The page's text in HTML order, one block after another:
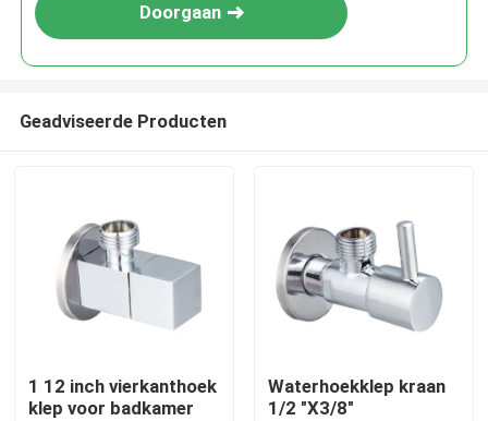
Doorgaan
Geadviseerde Producten
1 12 inch vierkanthoek
klep voor badkamer
Waterhoekklep kraan
1/2 "X3/8"